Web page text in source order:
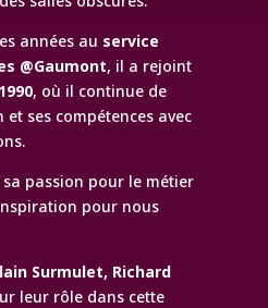
années au service
@Gaumont, il a rejoint
, où il continue de
ses compétences avec
passion pour le métier
pour nous
Surmulet, Richard
leur rôle dans cette